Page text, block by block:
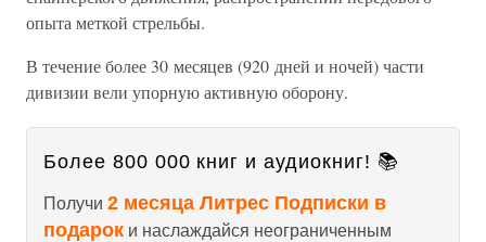
опыта меткой стрельбы.
В течение более 30 месяцев (920 дней и ночей) части
дивизии вели упорную активную оборону.
Более 800 000 книг и аудиокниг! 📚
Получи 2 месяца Литрес Подписки в
подарок и наслаждайся неограниченным